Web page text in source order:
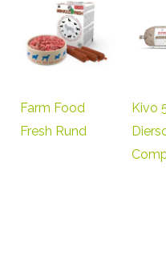
Farm Food
Fresh Rund
Kivo